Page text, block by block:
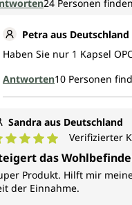
24 Personen
Petra aus Deutschland
Haben Sie nur 1 Kapsel
Antworten10 Personen
Sandra aus Deutschland
Verifizierter
das
Produkt. Hilft mir
der Einnahme.